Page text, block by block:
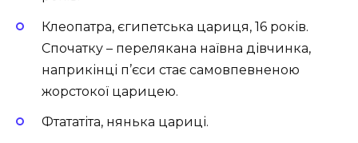
Клеопатра, єгипетська цариця, 16 років.
Спочатку – перелякана наївна дівчинка,
наприкінці п’єси стає самовпевненою
жорстокої царицею.
Фтататіта, нянька цариці.